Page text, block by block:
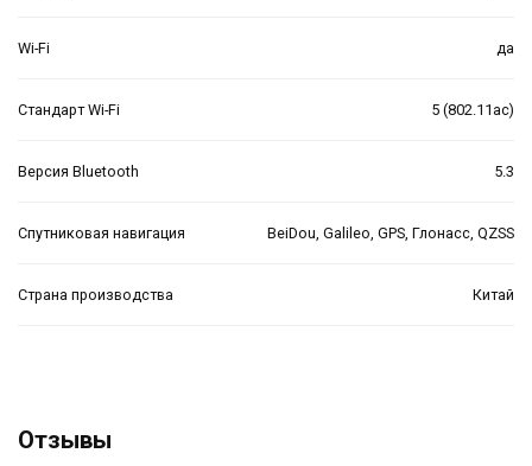
Wi-Fi да
Стандарт Wi-Fi 5 (802.11ac)
Версия Bluetooth 5.3
Спутниковая навигация BeiDou, Galileo, GPS, Глонасс, QZSS
Страна производства Китай
Отзывы